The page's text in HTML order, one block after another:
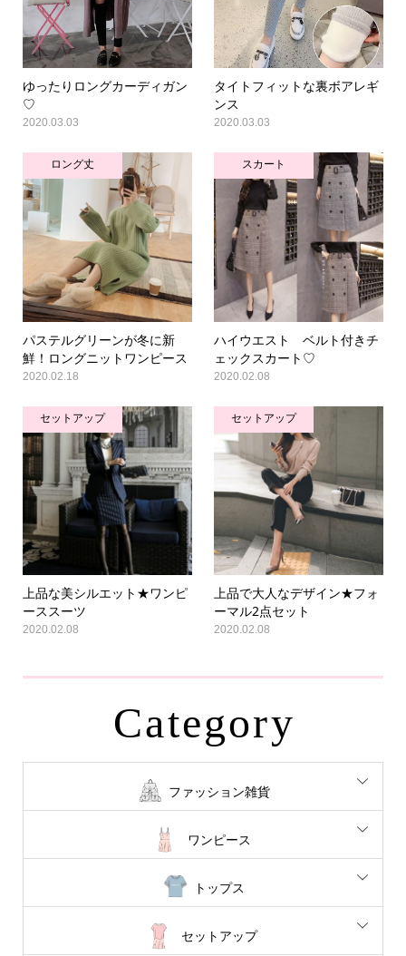
ゆったりロングカーディガン
♡
2020.03.03
タイトフィットな裏ボアレギ
ンス
2020.03.03
ロング丈
パステルグリーンが冬に新
鮮！ロングニットワンピース
2020.02.18
スカート
ハイウエスト ベルト付きチ
ェックスカート♡
2020.02.08
セットアップ
上品な美シルエット★ワンピ
ーススーツ
2020.02.08
セットアップ
上品で大人なデザイン★フォ
ーマル2点セット
2020.02.08
Category
ファッション雑貨
ワンピース
トップス
セットアップ